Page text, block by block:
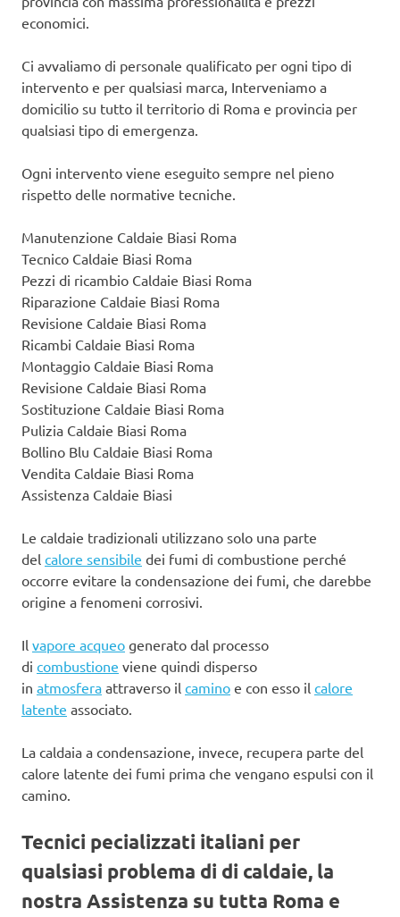
economici.
Ci avvaliamo di personale qualificato per ogni tipo di
intervento e per qualsiasi marca, Interveniamo a
domicilio su tutto il territorio di Roma e provincia per
qualsiasi tipo di emergenza.
Ogni intervento viene eseguito sempre nel pieno
rispetto delle normative tecniche.
Manutenzione Caldaie Biasi Roma
Tecnico Caldaie Biasi Roma
Pezzi di ricambio Caldaie Biasi Roma
Riparazione Caldaie Biasi Roma
Revisione Caldaie Biasi Roma
Ricambi Caldaie Biasi Roma
Montaggio Caldaie Biasi Roma
Revisione Caldaie Biasi Roma
Sostituzione Caldaie Biasi Roma
Pulizia Caldaie Biasi Roma
Bollino Blu Caldaie Biasi Roma
Vendita Caldaie Biasi Roma
Assistenza Caldaie Biasi
Le caldaie tradizionali utilizzano solo una parte
del calore sensibile dei fumi di combustione perché
occorre evitare la condensazione dei fumi, che darebbe
origine a fenomeni corrosivi.
Il vapore acqueo generato dal processo
di combustione viene quindi disperso
in atmosfera attraverso il camino e con esso il calore
latente associato.
La caldaia a condensazione, invece, recupera parte del
calore latente dei fumi prima che vengano espulsi con il
camino.
Tecnici pecializzati italiani per
qualsiasi problema di di caldaie, la
nostra Assistenza su tutta Roma e